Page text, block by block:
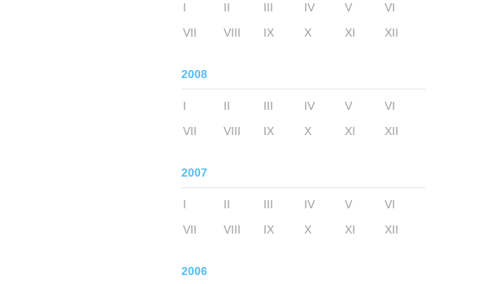
I II III IV V
VI
VII
VIII IX X XI XII
2008
I II III IV V
VI
VII
VIII IX X XI XII
2007
I II III IV V
VI
VII
VIII IX X XI XII
2006